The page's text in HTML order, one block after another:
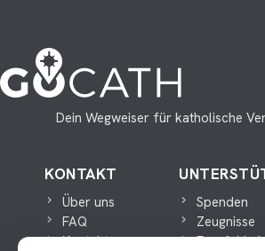
Dein Wegweiser für katholische
KONTAKT
Über uns
FAQ
Kontakt
Spenden
Zeugnisse
Empfehle